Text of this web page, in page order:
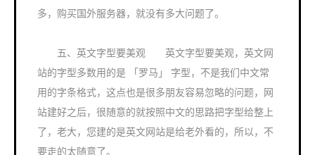
多，购买国外服务器，就没有多大问题了。
五、英文字型要美观 英文字型要美观，英文网
站的字型多数用的是 「罗马」 字型，不是我们中文常
用的字条格式，这点也是很多朋友容易忽略的问题，网
站建好之后，很随意的就按照中文的思路把字型给整上
了，老大，您建的是英文网站是给老外看的，所以，不
要走的太随意了。